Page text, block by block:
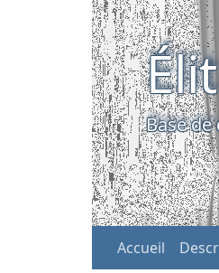
Base de
Accueil